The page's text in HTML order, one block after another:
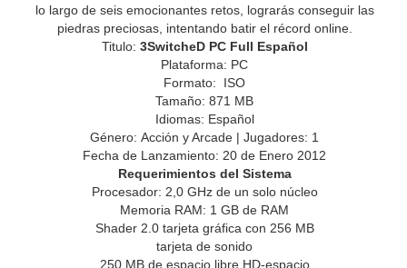
lo largo de seis emocionantes retos, lograrás conseguir las
piedras preciosas, intentando batir el récord online.
Titulo: 3SwitcheD PC Full Español
Plataforma: PC
Formato: ISO
Tamaño: 871 MB
Idiomas: Español
Género: Acción y Arcade | Jugadores: 1
Fecha de Lanzamiento: 20 de Enero 2012
Requerimientos del Sistema
Procesador: 2,0 GHz de un solo núcleo
Memoria RAM: 1 GB de RAM
Shader 2.0 tarjeta gráfica con 256 MB
tarjeta de sonido
250 MB de espacio libre HD-espacio